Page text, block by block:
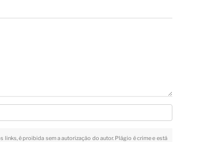
é proibida sem a autorização do autor. Plágio é crime e está